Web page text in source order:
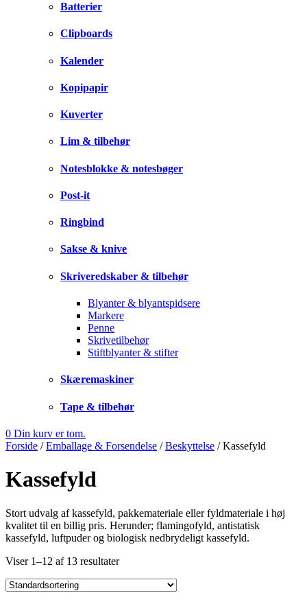
Batterier
Clipboards
Kalender
Kopipapir
Kuverter
Lim & tilbehør
Notesblokke & notesbøger
Post-it
Ringbind
Sakse & knive
Skriveredskaber & tilbehør
Blyanter & blyantspidsere
Markere
Penne
Skrivetilbehør
Stiftblyanter & stifter
Skæremaskiner
Tape & tilbehør
0 Din kurv er tom.
Forside /Emballage & Forsendelse /Beskyttelse /Kassefyld
Kassefyld
Stort udvalg af kassefyld, pakkemateriale eller fyldmateriale i høj
kvalitet til en billig pris. Herunder; flamingofyld, antistatisk
kassefyld, luftpuder og biologisk nedbrydeligt kassefyld.
Viser 1–12 af 13 resultater